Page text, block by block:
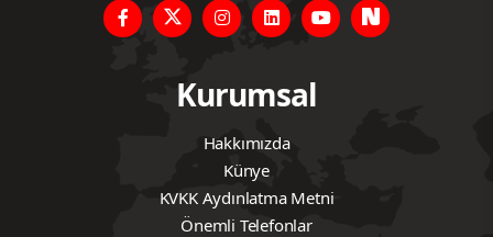
Kurumsal
Hakkımızda
Künye
KVKK Aydınlatma Metni
Önemli Telefonlar